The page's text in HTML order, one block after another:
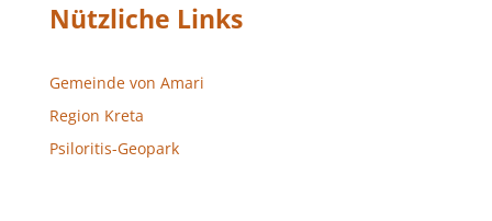
Nützliche Links
Gemeinde von Amari
Region Kreta
Psiloritis-Geopark